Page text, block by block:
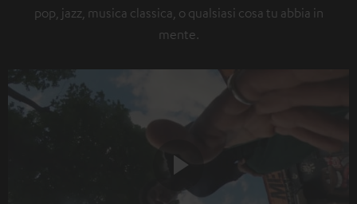
pop, jazz, musica classica, o qualsiasi cosa tu abbia in
mente.